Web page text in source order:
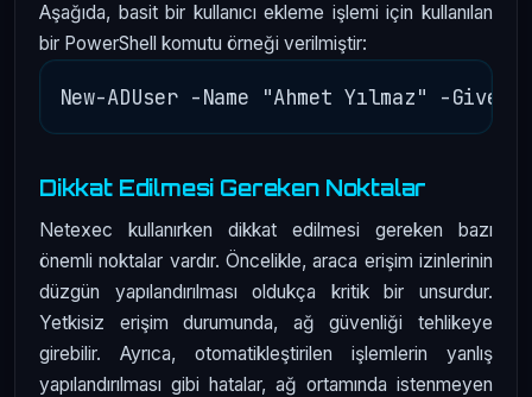
Aşağıda, basit bir kullanıcı ekleme işlemi için kullanılan
bir PowerShell komutu örneği verilmiştir:
Dikkat Edilmesi Gereken Noktalar
Netexec kullanırken dikkat edilmesi gereken bazı
önemli noktalar vardır. Öncelikle, araca erişim izinlerinin
düzgün yapılandırılması oldukça kritik bir unsurdur.
Yetkisiz erişim durumunda, ağ güvenliği tehlikeye
girebilir. Ayrıca, otomatikleştirilen işlemlerin yanlış
yapılandırılması gibi hatalar, ağ ortamında istenmeyen